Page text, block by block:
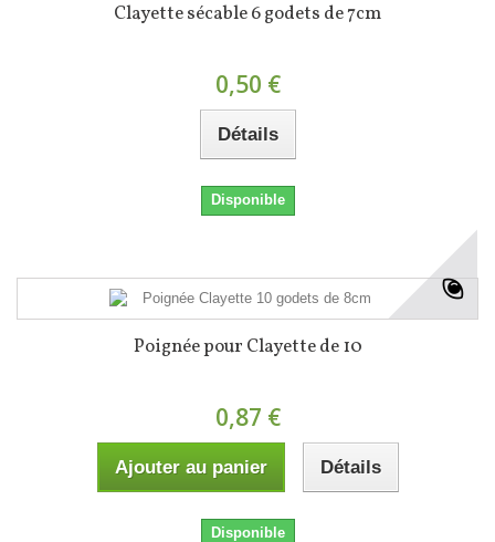
Clayette sécable 6 godets de 7cm
0,50 €
Détails
Disponible
Poignée pour Clayette de 10
0,87 €
Ajouter au panier Détails
Disponible